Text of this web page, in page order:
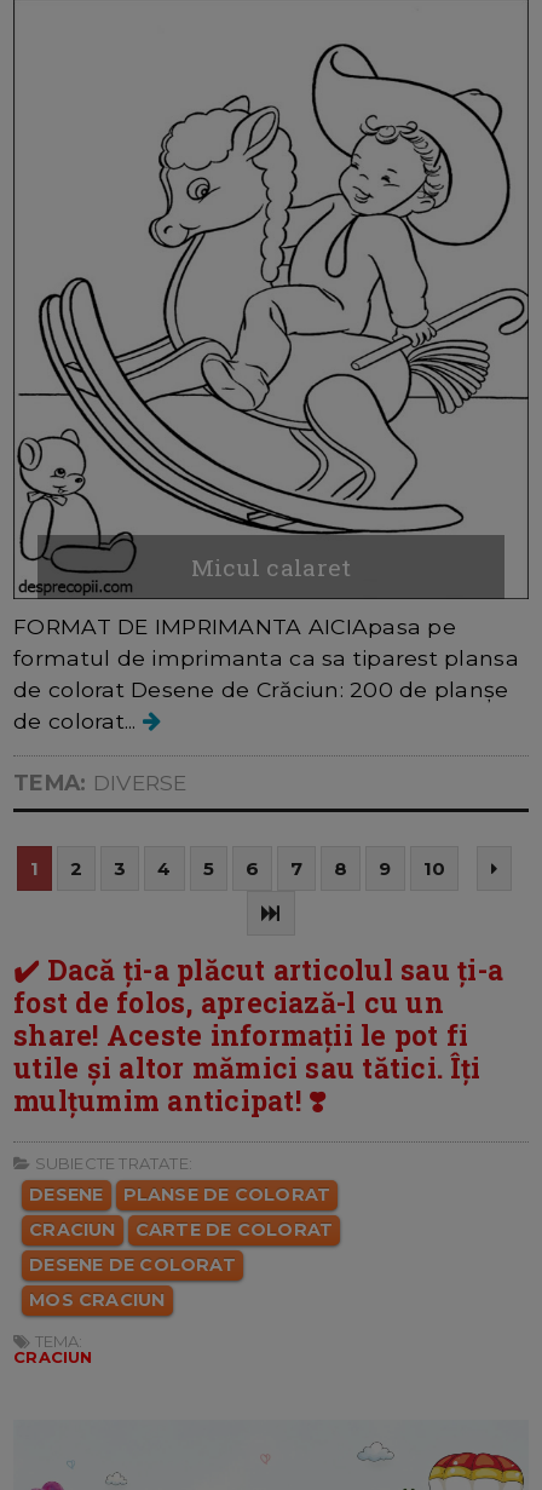
Micul calaret
FORMAT DE IMPRIMANTA AICIApasa pe
formatul de imprimanta ca sa tiparest plansa
de colorat Desene de Crăciun: 200 de planșe
de colorat...
TEMA: DIVERSE
1 2 3 4 5 6 7 8 9 10
✔️ Dacă ți-a plăcut articolul sau ți-a
fost de folos, apreciază-l cu un
share! Aceste informații le pot fi
utile și altor mămici sau tătici. Îți
mulțumim anticipat! ❣️
SUBIECTE TRATATE:
DESENE
PLANSE DE COLORAT
CRACIUN
CARTE DE COLORAT
DESENE DE COLORAT
MOS CRACIUN
TEMA:
CRACIUN